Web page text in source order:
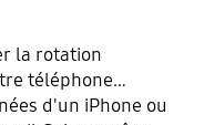
la rotation
téléphone
d'un iPhone ou